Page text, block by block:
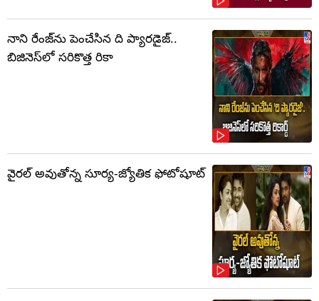
నాని రేంజ్‌ను పెంచేసిన ది ప్యారడైజ్..
బిజినెస్‌లో సరికొత్త రికా
వైరల్ అవుతోన్న సూర్య-జ్యోతిక ఫోటోషూట్